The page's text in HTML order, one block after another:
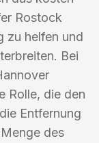
Rostock
zu helfen und
Bei
Rolle, die den
Entfernung
des